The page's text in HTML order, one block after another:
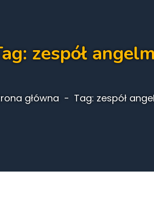
EDUKACJA
INWESTORZY
zespół
główna Tag: zespół